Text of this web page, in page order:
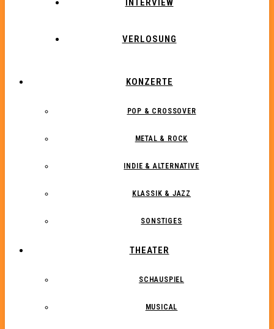
INTERVIEW
VERLOSUNG
KONZERTE
POP & CROSSOVER
METAL & ROCK
INDIE & ALTERNATIVE
KLASSIK & JAZZ
SONSTIGES
THEATER
SCHAUSPIEL
MUSICAL